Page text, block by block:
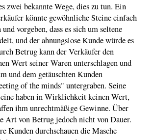
zwei bekannte Wege, dies zu tun. Ein
könnte gewöhnliche Steine einfach
vorgeben, dass es sich um seltene
und der ahnungslose Kunde würde es
Betrug kann der Verkäufer den
Wert seiner Waren unterschlagen und
und dem getäuschten Kunden
of the minds" untergraben. Seine
haben in Wirklichkeit keinen Wert,
ihm unrechtmäßige Gewinne. Über
Art von Betrug jedoch nicht von Dauer.
Kunden durchschauen die Masche